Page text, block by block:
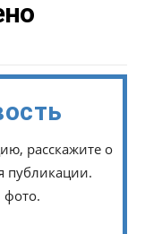
расскажите о
публикации.
фото.